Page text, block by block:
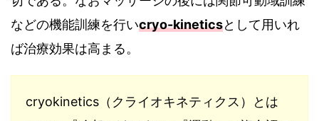
などの機能訓練を行いcryo-kineticsとして用いれ
ば治療効果は高まる。
cryokinetics（クライオキネティクス）とは